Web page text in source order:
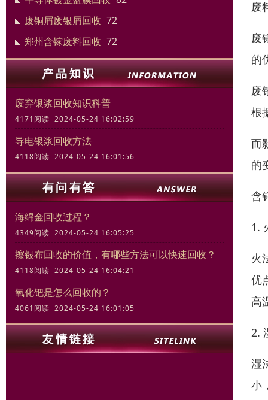
废铜屑废银屑回收 72
郑州含镓废料回收 72
废弃银浆回收知识科普
4171阅读 2024-05-24 16:02:59
导电银浆回收方法
4118阅读 2024-05-24 16:01:56
海绵金回收过程？
4349阅读 2024-05-24 16:05:25
擦银布回收的价值，有哪些方法可以快速回收？
4118阅读 2024-05-24 16:04:21
氧化钯是怎么回收的？
4061阅读 2024-05-24 16:01:05
废
废
的
废
根
而
的
含
1.
火
优
高
2.
湿
小